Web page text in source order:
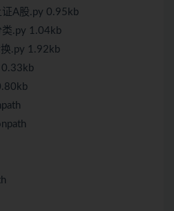
A股.py 0.95kb
.py 1.04kb
.py 1.92kb
0.33kb